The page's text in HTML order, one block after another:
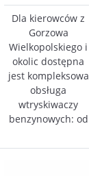
Dla kierowców z
Gorzowa
Wielkopolskiego i
okolic dostępna
jest kompleksowa
obsługa
wtryskiwaczy
benzynowych: od